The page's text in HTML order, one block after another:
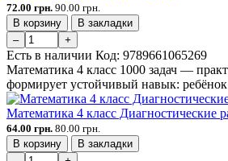
72.00 грн. 90.00 грн.
В корзину
В закладки
–
+
Есть в наличии Код: 9789661065269
Математика 4 класс 1000 задач —
формирует устойчивый навык: ребёнок
Математика 4 класс Диагностические
64.00 грн. 80.00 грн.
В корзину
В закладки